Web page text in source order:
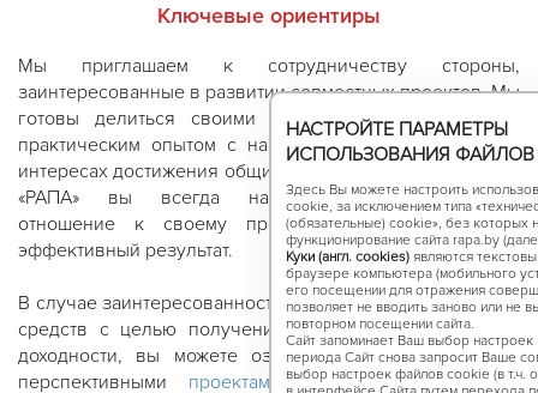
Ключевые ориентиры
Мы приглашаем к сотрудничеству стороны,
заинтересованные в развитии совместных проектов. Мы
готовы делиться своими знаниями и накопленным
практическим опытом с нашими бизнес-партнерами в
интересах достижения общих целей. В группе компаний
«РАПА» вы всегда найдете профессиональное
отношение к своему проекту и получите самый
эффективный результат.
В случае заинтересованности в размещении свободных
средств с целью получения более высокого уровня
доходности, вы можете ознакомиться с текущими и
перспективными проектами , которые ведет наша
НАСТРОЙТЕ ПАРАМЕТРЫ
ИСПОЛЬЗОВАНИЯ ФАЙЛОВ
Здесь Вы можете настроить
cookie, за исключением типа
(обязательные) cookie», без которых
функционирование сайта rapa.by
Куки (англ. cookies) являются
браузере компьютера (мобильного
его посещении для отражения
позволяет не вводить заново или не
повторном посещении сайта.
Сайт запоминает Ваш выбор настроек
периода Сайт снова запросит Ваше
выбор настроек файлов сookie (в т.ч.